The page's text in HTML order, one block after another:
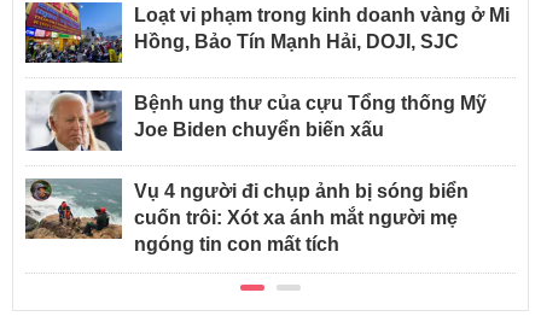
Loạt vi phạm trong kinh doanh vàng ở Mi
Hồng, Bảo Tín Mạnh Hải, DOJI, SJC
Bệnh ung thư của cựu Tổng thống Mỹ
Joe Biden chuyển biến xấu
Vụ 4 người đi chụp ảnh bị sóng biển
cuốn trôi: Xót xa ánh mắt người mẹ
ngóng tin con mất tích